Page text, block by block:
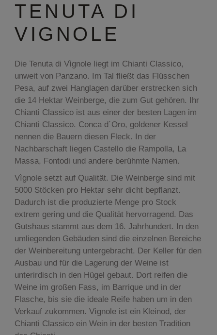
TENUTA DI
VIGNOLE
Die Tenuta di Vìgnole liegt im Chianti Classico,
unweit von Panzano. Im Tal fließt das Flüsschen
Pesa, auf zwei Hanglagen darüber erstrecken sich
die 14 Hektar Weinberge, die zum Gut gehören. Ihr
Chianti Classico ist aus einer der besten Lagen im
Chianti Classico. Conca d´Oro, goldener Kessel
nennen die Bauern diesen Fleck. In der
Nachbarschaft liegen Castello die Rampolla, La
Massa, Fontodi und andere berühmte Namen.
Vìgnole setzt auf Qualität. Die Weinberge sind mit
5000 Stöcken pro Hektar sehr dicht bepflanzt.
Dadurch ist die produzierte Menge pro Stock
extrem gering und die Qualität hervorragend. Das
Gutshaus stammt aus dem 16. Jahrhundert. In den
umliegenden Gebäuden sind die einzelnen Bereiche
der Weinbereitung untergebracht. Der Keller für den
Ausbau und für die Lagerung der Weine ist
unterirdisch in den Hügel gebaut. Dort reifen die
Weine im großen Fass, im Barrique und in der
Flasche, bis sie die ideale Reife haben um in den
Verkauf zukommen. Vìgnole ist ein Kleinod, der
Chianti Classico ein Wein in der besten Tradition